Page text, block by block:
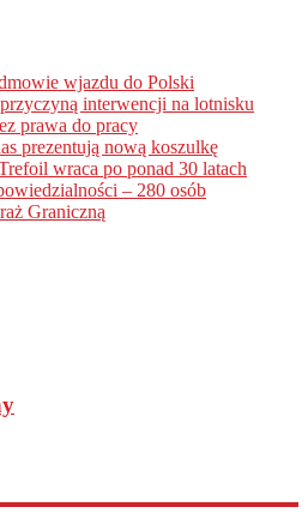
wjazdu do Polski
interwencji na lotnisku
prawa do pracy
prezentują nową koszulkę
wraca po ponad 30 latach
– 280 osób
Graniczną